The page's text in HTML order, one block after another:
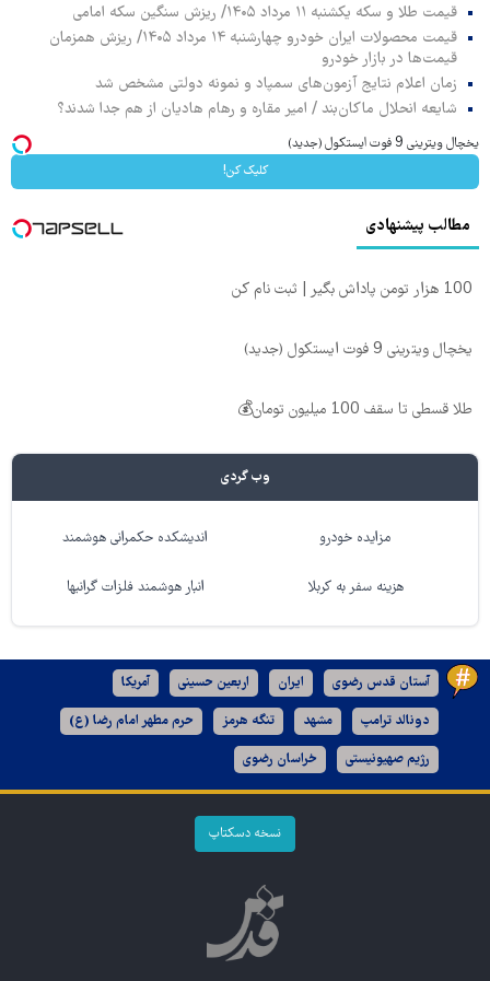
قیمت طلا و سکه یکشنبه ۱۱ مرداد ۱۴۰۵/ ریزش سنگین سکه امامی
قیمت محصولات ایران خودرو چهارشنبه ۱۴ مرداد ۱۴۰۵/ ریزش همزمان
قیمت‌ها در بازار خودرو
زمان اعلام نتایج آزمون‌های سمپاد و نمونه دولتی مشخص شد
شایعه انحلال ماکان‌بند / امیر مقاره و رهام هادیان از هم جدا شدند؟
یخچال ویترینی 9 فوت ایستکول (جدید)
کلیک کن!
مطالب پیشنهادی
100 هزار تومن پاداش بگیر | ثبت نام کن
یخچال ویترینی 9 فوت ایستکول (جدید)
طلا قسطی تا سقف 100 میلیون تومان💰
وب گردی
مزایده خودرو اندیشکده حکمرانی هوشمند
هزینه سفر به کربلا انبار هوشمند فلزات گرانبها
آستان قدس رضوی ایران اربعین حسینی آمریکا
دونالد ترامپ مشهد تنگه هرمز حرم مطهر امام رضا (ع)
رژیم صهیونیستی خراسان رضوی
نسخه دسکتاپ